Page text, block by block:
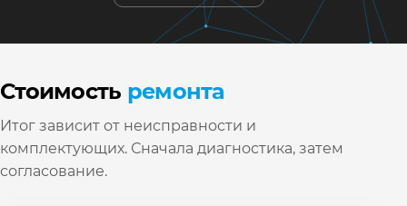
Стоимость ремонта
Итог зависит от неисправности и
комплектующих. Сначала диагностика, затем
согласование.